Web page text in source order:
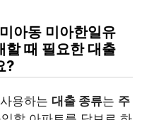
아동 미아한일유
할 때 필요한 대출
?
용하는 대출 종류는 주